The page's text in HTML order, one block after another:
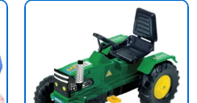
Este
varias
variantes.